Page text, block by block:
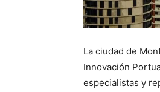
La ciudad de
Innovación
especialistas y